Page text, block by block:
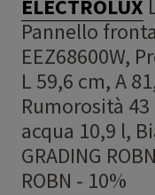
ELECTROLUX
Pannello
EEZ68600W,
L 59,6 cm, A
Rumorosità
acqua 10,9 l,
GRADING
ROBN - 10%